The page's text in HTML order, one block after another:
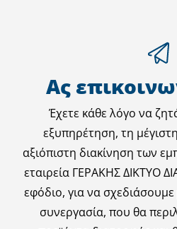
Ας
Έχετε κάθε λόγο να
εξυπηρέτηση, τη
αξιόπιστη διακίνηση των
εταιρεία ΓΕΡΑΚΗΣ ΔΙΚΤΥΟ
εφόδιο, για να
συνεργασία, που θα